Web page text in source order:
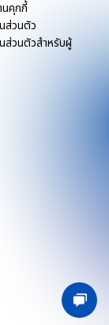
นคุกกี้
ส่วนตัว
ส่วนตัวสำหรับผู้